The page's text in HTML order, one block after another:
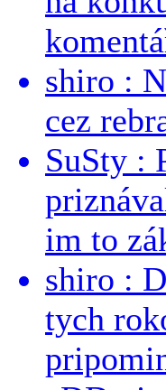
shiro :
cez
SuSty :
im to
shiro :
tych